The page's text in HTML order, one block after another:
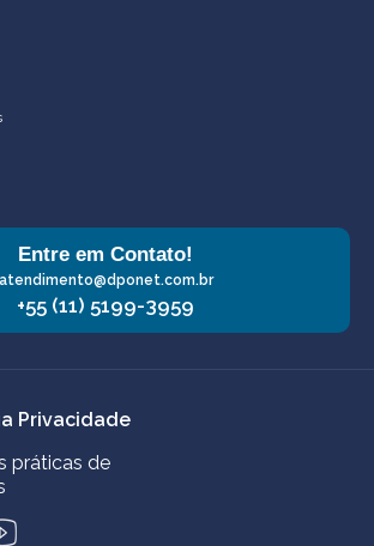
Entre em Contato!
atendimento@dponet.com.br
+55 (11) 5199-3959
Privacidade
práticas de